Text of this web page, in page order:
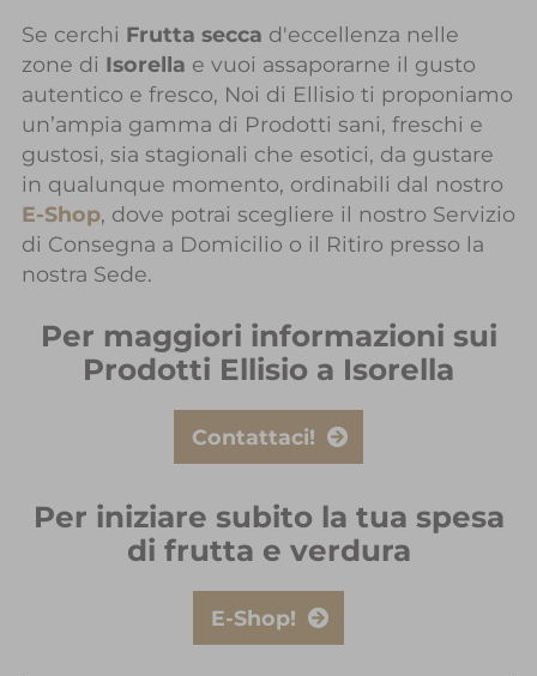
Se cerchi Frutta secca d'eccellenza nelle
zone di Isorella e vuoi assaporarne il gusto
autentico e fresco, Noi di Ellisio ti proponiamo
un’ampia gamma di Prodotti sani, freschi e
gustosi, sia stagionali che esotici, da gustare
in qualunque momento, ordinabili dal nostro
E-Shop, dove potrai scegliere il nostro Servizio
di Consegna a Domicilio o il Ritiro presso la
nostra Sede.
Per maggiori informazioni sui
Prodotti Ellisio a Isorella
Contattaci!
Per iniziare subito la tua spesa
di frutta e verdura
E-Shop!